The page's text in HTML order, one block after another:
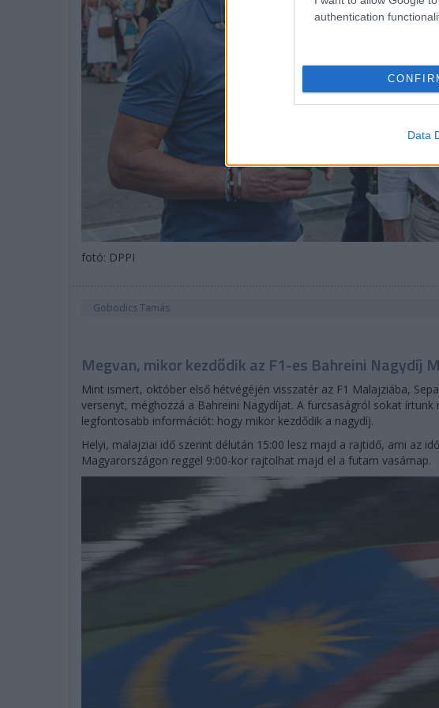
authentication
Data
fotó: DPPI
Gobodics Tamás
Megvan, mikor kezdődik az F1-es Bahreini Nagydíj
Mint ismert, október első hétvégéjén visszatér az F1 Malajziába,
versenyt, méghozzá a Bahreini Nagydíjat. A furcsaságról sokat
legfontosabb információt: hogy mikor kezdődik a nagydíj.
Helyi, malajziai idő szerint délután 15:00 lesz majd a rajtidő, ami az
Magyarországon reggel 9:00-kor rajtolhat majd el a futam vasárnap.